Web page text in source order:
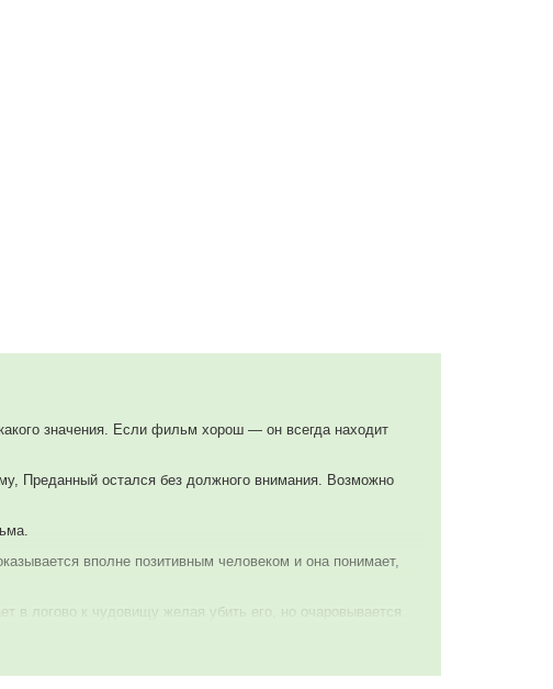
значения. Если фильм хорош — он всегда находит
Преданный остался без должного внимания. Возможно
вполне позитивным человеком и она понимает,
в логово к чудовищу желая убить его, но очаровывается